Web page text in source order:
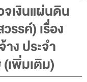
2570)
เงินแผ่นดิน
รค์) เรื่อง
ง ประจำ
พิ่มเติม)